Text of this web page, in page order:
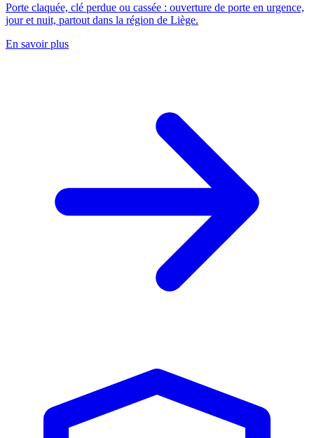
Porte claquée, clé perdue ou cassée : ouverture de porte en urgence,
jour et nuit, partout dans la région de Liège.
En savoir plus